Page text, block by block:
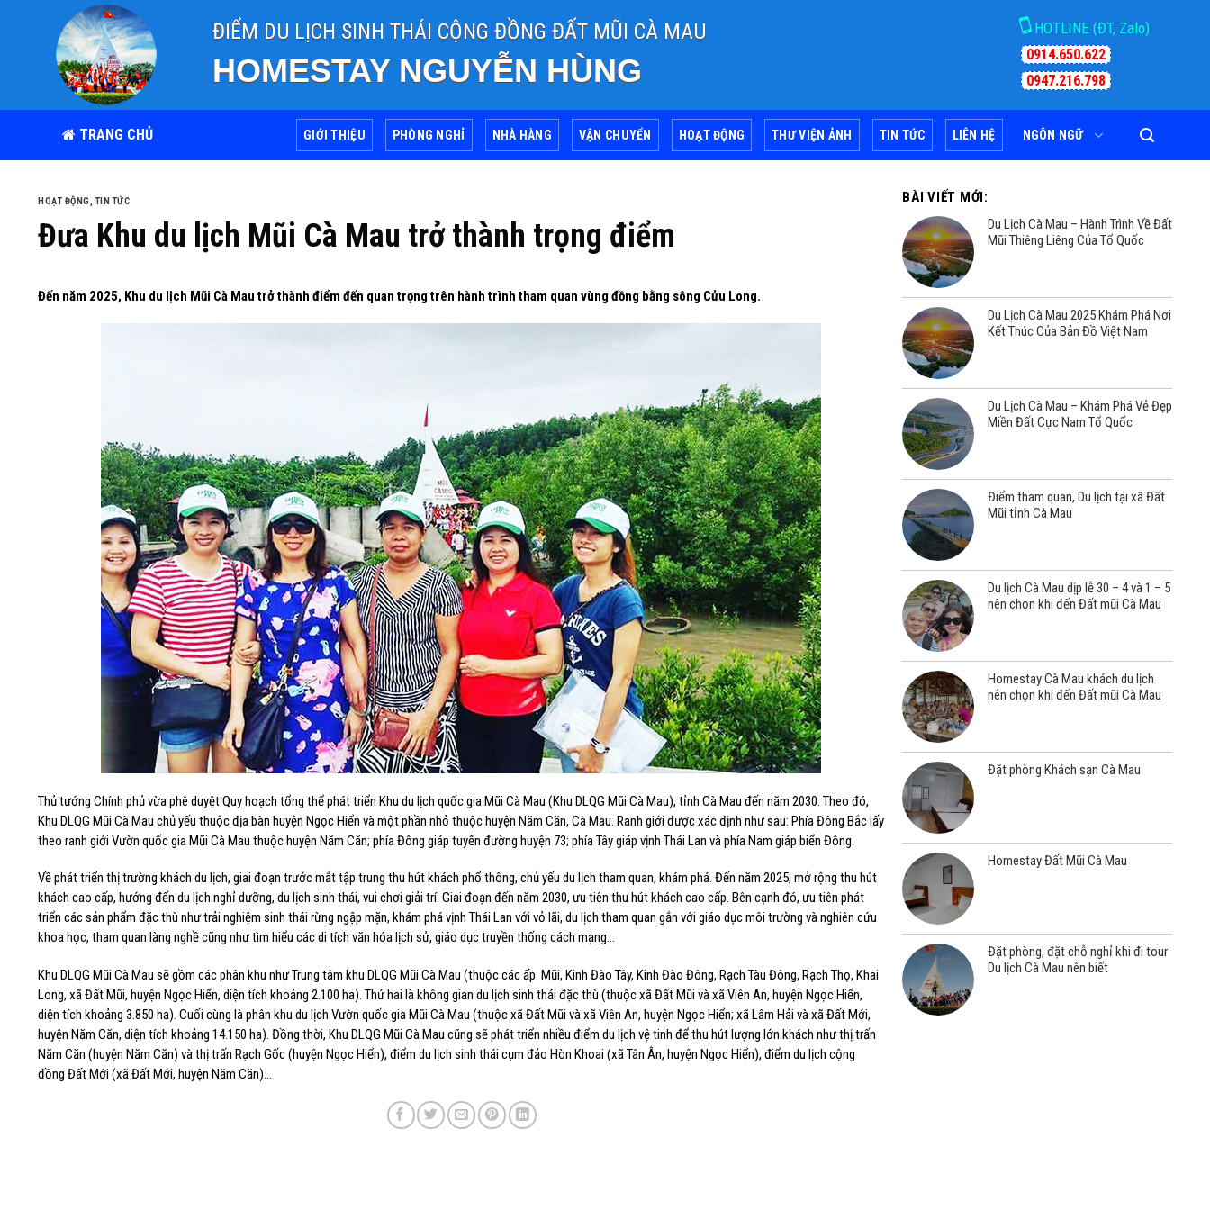
ĐIỂM DU LỊCH SINH THÁI CỘNG ĐỒNG ĐẤT MŨI CÀ MAU
HOMESTAY NGUYỄN HÙNG
HOTLINE (ĐT, Zalo)
0914.650.622
0947.216.798
TRANG CHỦ GIỚI THIỆU PHÒNG NGHỈ NHÀ HÀNG VẬN CHUYỂN HOẠT ĐỘNG THƯ VIỆN ẢNH TIN TỨC LIÊN HỆ NGÔN NGỮ
HOẠT ĐỘNG,TIN TỨC
Đưa Khu du lịch Mũi Cà Mau trở thành trọng điểm
Đến năm 2025, Khu du lịch Mũi Cà Mau trở thành điểm đến quan trọng trên hành trình tham quan vùng đồng bằng sông Cửu Long.
Thủ tướng Chính phủ vừa phê duyệt Quy hoạch tổng thể phát triển Khu du lịch quốc gia Mũi Cà Mau (Khu DLQG Mũi Cà Mau), tỉnh Cà Mau đến năm 2030. Theo đó,
Khu DLQG Mũi Cà Mau chủ yếu thuộc địa bàn huyện Ngọc Hiển và một phần nhỏ thuộc huyện Năm Căn, Cà Mau. Ranh giới được xác định như sau: Phía Đông Bắc lấy
theo ranh giới Vườn quốc gia Mũi Cà Mau thuộc huyện Năm Căn; phía Đông giáp tuyến đường huyện 73; phía Tây giáp vịnh Thái Lan và phía Nam giáp biển Đông.
Về phát triển thị trường khách du lịch, giai đoạn trước mắt tập trung thu hút khách phổ thông, chủ yếu du lịch tham quan, khám phá. Đến năm 2025, mở rộng thu hút
khách cao cấp, hướng đến du lịch nghỉ dưỡng, du lịch sinh thái, vui chơi giải trí. Giai đoạn đến năm 2030, ưu tiên thu hút khách cao cấp. Bên cạnh đó, ưu tiên phát
triển các sản phẩm đặc thù như trải nghiệm sinh thái rừng ngập mặn, khám phá vịnh Thái Lan với vỏ lãi, du lịch tham quan gắn với giáo dục môi trường và nghiên cứu
khoa học, tham quan làng nghề cũng như tìm hiểu các di tích văn hóa lịch sử, giáo dục truyền thống cách mạng…
Khu DLQG Mũi Cà Mau sẽ gồm các phân khu như Trung tâm khu DLQG Mũi Cà Mau (thuộc các ấp: Mũi, Kinh Đào Tây, Kinh Đào Đông, Rạch Tàu Đông, Rạch Thọ, Khai
Long, xã Đất Mũi, huyện Ngọc Hiển, diện tích khoảng 2.100 ha). Thứ hai là không gian du lịch sinh thái đặc thù (thuộc xã Đất Mũi và xã Viên An, huyện Ngọc Hiển,
diện tích khoảng 3.850 ha). Cuối cùng là phân khu du lịch Vườn quốc gia Mũi Cà Mau (thuộc xã Đất Mũi và xã Viên An, huyện Ngọc Hiển; xã Lâm Hải và xã Đất Mới,
huyện Năm Căn, diện tích khoảng 14.150 ha). Đồng thời, Khu DLQG Mũi Cà Mau cũng sẽ phát triển nhiều điểm du lịch vệ tinh để thu hút lượng lớn khách như thị trấn
Năm Căn (huyện Năm Căn) và thị trấn Rạch Gốc (huyện Ngọc Hiển), điểm du lịch sinh thái cụm đảo Hòn Khoai (xã Tân Ân, huyện Ngọc Hiển), điểm du lịch cộng
đồng Đất Mới (xã Đất Mới, huyện Năm Căn)…
BÀI VIẾT MỚI:
Du Lịch Cà Mau – Hành Trình Về Đất
Mũi Thiêng Liêng Của Tổ Quốc
Du Lịch Cà Mau 2025 Khám Phá Nơi
Kết Thúc Của Bản Đồ Việt Nam
Du Lịch Cà Mau – Khám Phá Vẻ Đẹp
Miền Đất Cực Nam Tổ Quốc
Điểm tham quan, Du lịch tại xã Đất
Mũi tỉnh Cà Mau
Du lịch Cà Mau dịp lễ 30 – 4 và 1 – 5
nên chọn khi đến Đất mũi Cà Mau
Homestay Cà Mau khách du lịch
nên chọn khi đến Đất mũi Cà Mau
Đặt phòng Khách sạn Cà Mau
Homestay Đất Mũi Cà Mau
Đặt phòng, đặt chỗ nghỉ khi đi tour
Du lịch Cà Mau nên biết